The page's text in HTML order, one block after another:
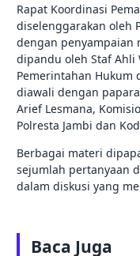
Rapat Koordinasi
diselenggarakan oleh
dengan penyampaian
dipandu oleh Staf Ahli
Pemerintahan Hukum
diawali dengan
Arief Lesmana,
Polresta Jambi dan
Berbagai materi
sejumlah pertanyaan
dalam diskusi yang
Baca Juga